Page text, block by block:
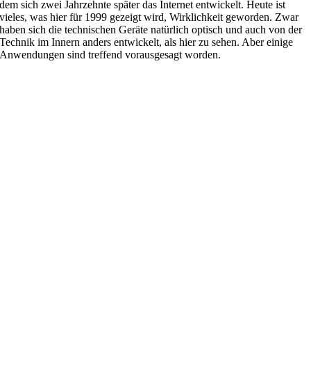
dem sich zwei Jahrzehnte später das Internet entwickelt. Heute ist
vieles, was hier für 1999 gezeigt wird, Wirklichkeit geworden. Zwar
haben sich die technischen Geräte natürlich optisch und auch von der
Technik im Innern anders entwickelt, als hier zu sehen. Aber einige
Anwendungen sind treffend vorausgesagt worden.